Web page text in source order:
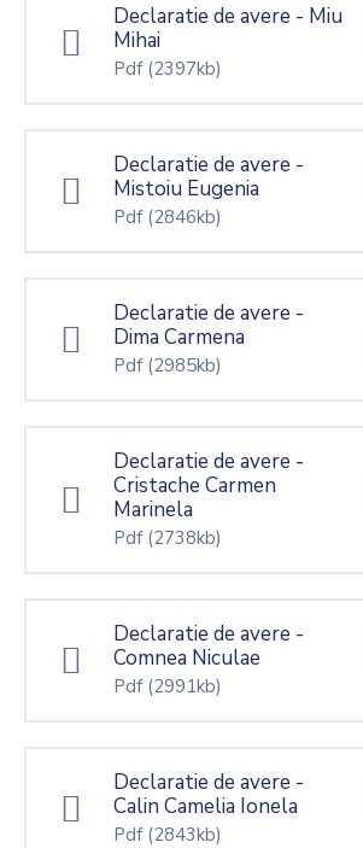
Declaratie de avere - Miu
Mihai
Pdf (2397kb)
Declaratie de avere -
Mistoiu Eugenia
Pdf (2846kb)
Declaratie de avere -
Dima Carmena
Pdf (2985kb)
Declaratie de avere -
Cristache Carmen
Marinela
Pdf (2738kb)
Declaratie de avere -
Comnea Niculae
Pdf (2991kb)
Declaratie de avere -
Calin Camelia Ionela
Pdf (2843kb)